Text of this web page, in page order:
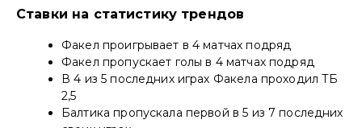
Ставки на статистику трендов
Факел проигрывает в 4 матчах подряд
Факел пропускает голы в 4 матчах подряд
В 4 из 5 последних играх Факела проходил ТБ
2,5
Балтика пропускала первой в 5 из 7 последних